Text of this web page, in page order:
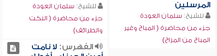
المرسلين
للشيخ: سلمان العودة
جزء من محاضرة ( المباح وغير
المباح من المزاح)
للشيخ: سلمان العودة
جزء من محاضرة ( النكت
والطرائف)
الفهرس: لا نامت